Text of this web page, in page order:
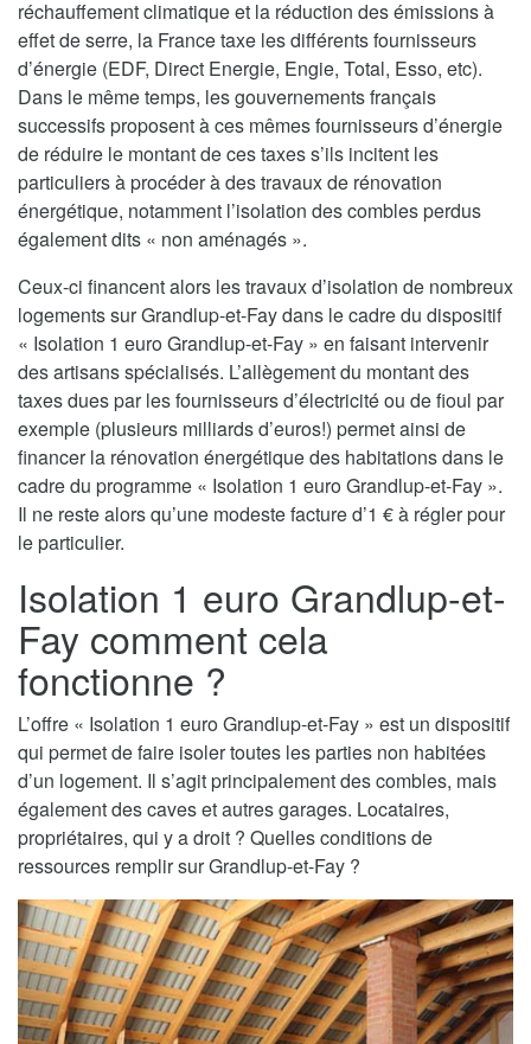
réchauffement climatique et la réduction des émissions à
effet de serre, la France taxe les différents fournisseurs
d’énergie (EDF, Direct Energie, Engie, Total, Esso, etc).
Dans le même temps, les gouvernements français
successifs proposent à ces mêmes fournisseurs d’énergie
de réduire le montant de ces taxes s’ils incitent les
particuliers à procéder à des travaux de rénovation
énergétique, notamment l’isolation des combles perdus
également dits « non aménagés ».
Ceux-ci financent alors les travaux d’isolation de nombreux
logements sur Grandlup-et-Fay dans le cadre du dispositif
« Isolation 1 euro Grandlup-et-Fay » en faisant intervenir
des artisans spécialisés. L’allègement du montant des
taxes dues par les fournisseurs d’électricité ou de fioul par
exemple (plusieurs milliards d’euros!) permet ainsi de
financer la rénovation énergétique des habitations dans le
cadre du programme « Isolation 1 euro Grandlup-et-Fay ».
Il ne reste alors qu’une modeste facture d’1 € à régler pour
le particulier.
Isolation 1 euro Grandlup-et-
Fay comment cela
fonctionne ?
L’offre « Isolation 1 euro Grandlup-et-Fay » est un dispositif
qui permet de faire isoler toutes les parties non habitées
d’un logement. Il s’agit principalement des combles, mais
également des caves et autres garages. Locataires,
propriétaires, qui y a droit ? Quelles conditions de
ressources remplir sur Grandlup-et-Fay ?